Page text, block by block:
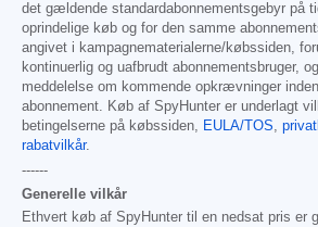
det gældende standardabonnementsgebyr på
oprindelige køb og for den samme
angivet i kampagnematerialerne/købssiden,
kontinuerlig og uafbrudt abonnementsbruger,
meddelelse om kommende opkrævninger
abonnement. Køb af SpyHunter er underlagt
betingelserne på købssiden, EULA/TOS,
rabatvilkår.
------
Generelle vilkår
Ethvert køb af SpyHunter til en nedsat pris er